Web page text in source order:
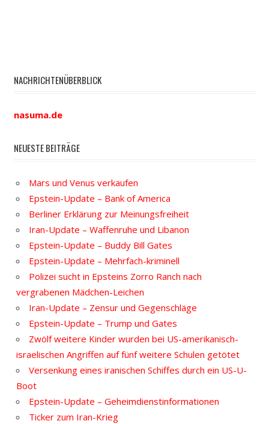
NACHRICHTENÜBERBLICK
nasuma.de
NEUESTE BEITRÄGE
Mars und Venus verkaufen
Epstein-Update – Bank of America
Berliner Erklärung zur Meinungsfreiheit
Iran-Update – Waffenruhe und Libanon
Epstein-Update – Buddy Bill Gates
Epstein-Update – Mehrfach-kriminell
Polizei sucht in Epsteins Zorro Ranch nach
vergrabenen Mädchen-Leichen
Iran-Update – Zensur und Gegenschläge
Epstein-Update – Trump und Gates
Zwölf weitere Kinder wurden bei US-amerikanisch-
israelischen Angriffen auf fünf weitere Schulen getötet
Versenkung eines iranischen Schiffes durch ein US-U-
Boot
Epstein-Update – Geheimdienstinformationen
Ticker zum Iran-Krieg